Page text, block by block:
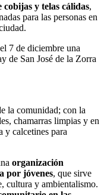
cobijas y telas cálidas,
para las personas en
7 de diciembre una
de San José de la Zorra
la comunidad; con la
chamarras limpias y en
y calcetines para
organización
por jóvenes, que sirve
cultura y ambientalismo.